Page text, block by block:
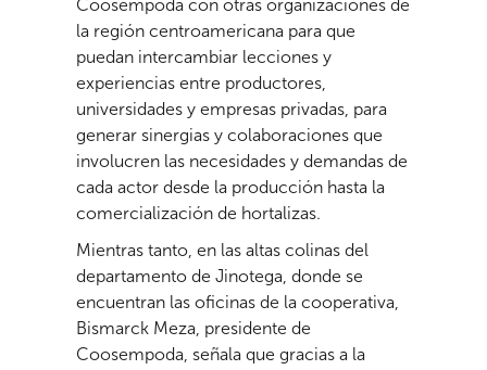
Coosempoda con otras organizaciones de
la región centroamericana para que
puedan intercambiar lecciones y
experiencias entre productores,
universidades y empresas privadas, para
generar sinergias y colaboraciones que
involucren las necesidades y demandas de
cada actor desde la producción hasta la
comercialización de hortalizas.
Mientras tanto, en las altas colinas del
departamento de Jinotega, donde se
encuentran las oficinas de la cooperativa,
Bismarck Meza, presidente de
Coosempoda, señala que gracias a la